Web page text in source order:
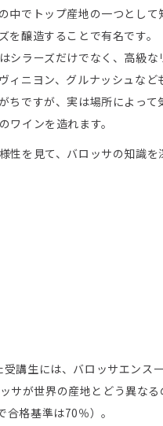
中でトップ産地の一つとして
を醸造することで有名です。
シラーズだけでなく、高級な
ィニヨン、グルナッシュなど
ちですが、実は場所によって
ワインを造れます。
性を見て、バロッサの知識を
講生には、バロッサエンス
サが世界の産地とどう異なる
格基準は70％）。